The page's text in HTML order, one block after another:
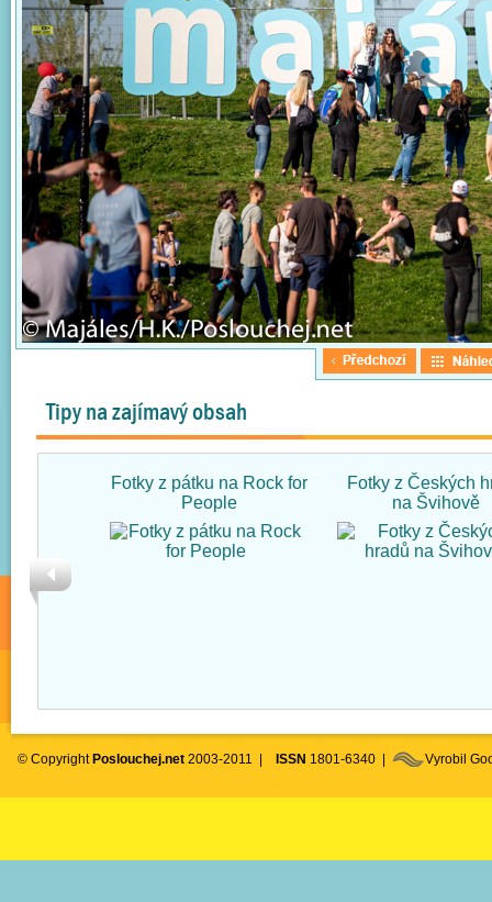
Tipy na zajímavý obsah
Fotky z pátku na Rock for
People
Fotky z Českých
na Švihově
© Copyright Poslouchej.net 2003-2011 | ISSN 1801-6340 | Vyrobil